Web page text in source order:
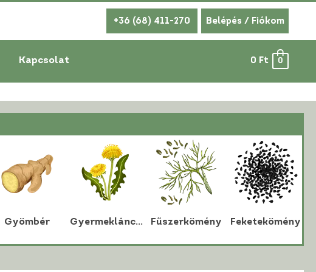
+36 (68) 411-270 Belépés / Fiókom
Kapcsolat 0 Ft 0
Gyömbér Gyermekláncfű Fűszerkömény Feketekömény